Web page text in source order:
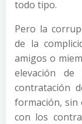
todo tipo.
Pero la
de la
amigos o
elevación
contratación
formación, sin
con los